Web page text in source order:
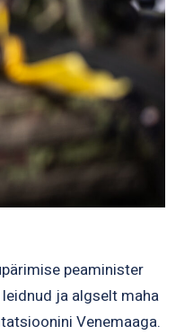
peaminister
ja algselt maha
Venemaaga.